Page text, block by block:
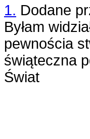
1. Dodane
Byłam
pewnościa
świąteczna
Świat